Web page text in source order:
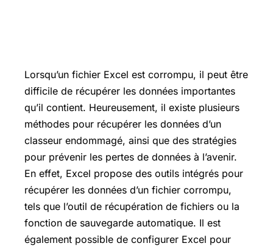
Lorsqu’un fichier Excel est corrompu, il peut être
difficile de récupérer les données importantes
qu’il contient. Heureusement, il existe plusieurs
méthodes pour récupérer les données d’un
classeur endommagé, ainsi que des stratégies
pour prévenir les pertes de données à l’avenir.
En effet, Excel propose des outils intégrés pour
récupérer les données d’un fichier corrompu,
tels que l’outil de récupération de fichiers ou la
fonction de sauvegarde automatique. Il est
également possible de configurer Excel pour